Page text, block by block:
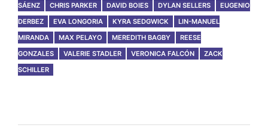
SÁENZ
CHRIS PARKER DAVID BOIES DYLAN SELLERS
EUGENIO
DERBEZ
EVA LONGORIA KYRA SEDGWICK
LIN-MANUEL
MIRANDA
MAX PELAYO MEREDITH BAGBY
REESE
GONZALES
VALERIE STADLER VERONICA FALCÓN
ZACK
SCHILLER